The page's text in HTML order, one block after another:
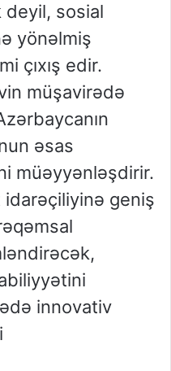
deyil, sosial
yönəlmiş
çıxış edir.
müşavirədə
əsas
müəyyənləşdirir.
geniş
innovativ